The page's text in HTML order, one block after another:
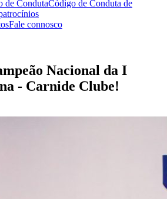
de CondutaCódigo de Conduta de
Fale connosco
Nacional da I
- Carnide Clube!